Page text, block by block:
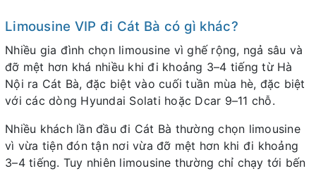
Limousine VIP đi Cát Bà có gì khác?
Nhiều gia đình chọn limousine vì ghế rộng, ngả sâu và
đỡ mệt hơn khá nhiều khi đi khoảng 3–4 tiếng từ Hà
Nội ra Cát Bà, đặc biệt vào cuối tuần mùa hè, đặc biệt
với các dòng Hyundai Solati hoặc Dcar 9–11 chỗ.
Nhiều khách lần đầu đi Cát Bà thường chọn limousine
vì vừa tiện đón tận nơi vừa đỡ mệt hơn khi đi khoảng
3–4 tiếng. Tuy nhiên limousine thường chỉ chạy tới bến